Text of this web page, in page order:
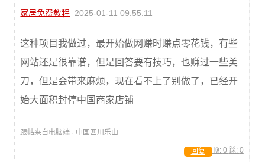
家居免费教程 2025-01-11 09:55:11
这种项目我做过，最开始做网赚时赚点零花钱，有些
网站还是很靠谱，但是回答要有技巧，也赚过一些美
刀，但是会带来麻烦，现在看不上了别做了，已经开
始大面积封停中国商家店铺
跟帖来自电脑端 · 中国四川乐山
顶: 0 踩: 0
回复